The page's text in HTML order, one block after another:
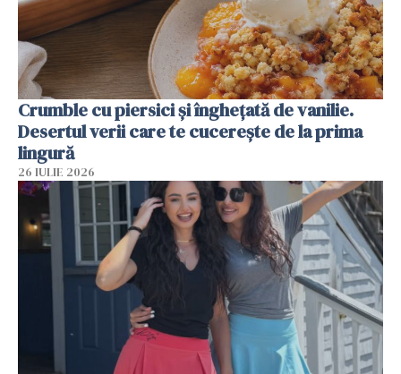
Crumble cu piersici și înghețată de vanilie.
Desertul verii care te cucerește de la prima
lingură
26 IULIE 2026